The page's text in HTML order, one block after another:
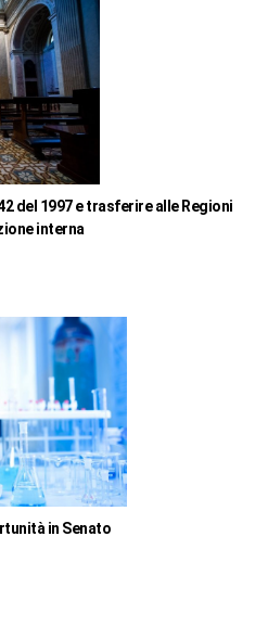
del 1997 e trasferire alle Regioni
interna
in Senato